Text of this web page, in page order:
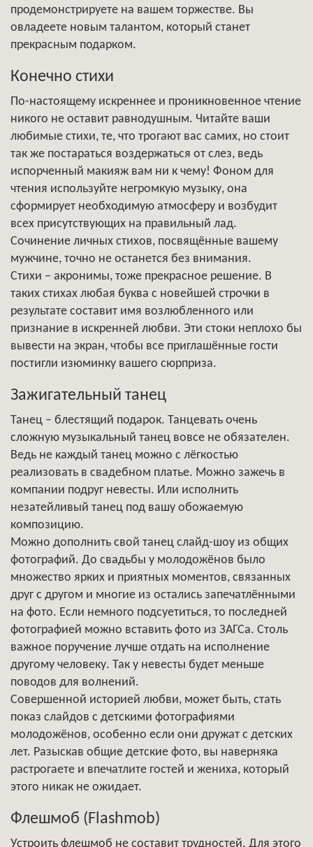
продемонстрируете на вашем торжестве. Вы
овладеете новым талантом, который станет
прекрасным подарком.
Конечно стихи
По-настоящему искреннее и проникновенное чтение
никого не оставит равнодушным. Читайте ваши
любимые стихи, те, что трогают вас самих, но стоит
так же постараться воздержаться от слез, ведь
испорченный макияж вам ни к чему! Фоном для
чтения используйте негромкую музыку, она
сформирует необходимую атмосферу и возбудит
всех присутствующих на правильный лад.
Сочинение личных стихов, посвящённые вашему
мужчине, точно не останется без внимания.
Стихи – акронимы, тоже прекрасное решение. В
таких стихах любая буква с новейшей строчки в
результате составит имя возлюбленного или
признание в искренней любви. Эти стоки неплохо бы
вывести на экран, чтобы все приглашённые гости
постигли изюминку вашего сюрприза.
Зажигательный танец
Танец – блестящий подарок. Танцевать очень
сложную музыкальный танец вовсе не обязателен.
Ведь не каждый танец можно с лёгкостью
реализовать в свадебном платье. Можно зажечь в
компании подруг невесты. Или исполнить
незатейливый танец под вашу обожаемую
композицию.
Можно дополнить свой танец слайд-шоу из общих
фотографий. До свадьбы у молодожёнов было
множество ярких и приятных моментов, связанных
друг с другом и многие из остались запечатлёнными
на фото. Если немного подсуетиться, то последней
фотографией можно вставить фото из ЗАГСа. Столь
важное поручение лучше отдать на исполнение
другому человеку. Так у невесты будет меньше
поводов для волнений.
Совершенной историей любви, может быть, стать
показ слайдов с детскими фотографиями
молодожёнов, особенно если они дружат с детских
лет. Разыскав общие детские фото, вы наверняка
растрогаете и впечатлите гостей и жениха, который
этого никак не ожидает.
Флешмоб (Flashmob)
Устроить флешмоб не составит трудностей. Для этого